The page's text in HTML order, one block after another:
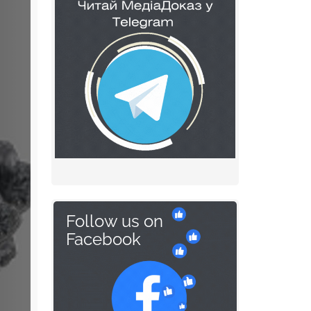
Follow us on
Facebook